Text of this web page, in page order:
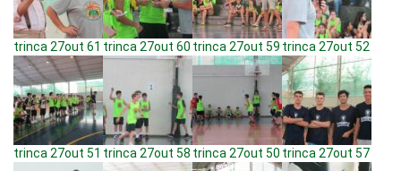
trinca 27out 61 trinca 27out 60 trinca 27out 59 trinca 27out 52
trinca 27out 51 trinca 27out 58 trinca 27out 50 trinca 27out 57